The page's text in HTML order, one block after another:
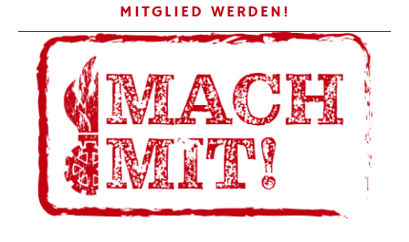
MITGLIED WERDEN!